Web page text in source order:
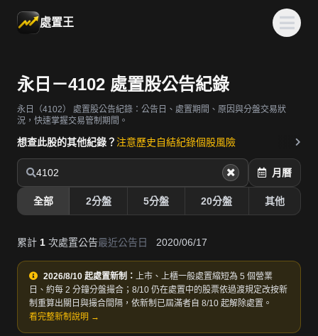
處置王
永日－4102 處置股公告紀錄
永日（4102）
處置股公告紀錄：公告日、處置期間、原因與分盤交易狀
況，快速掌握交易管制期間。
想查此股的其他紀錄？ 注意歷史自結紀錄個股風險
4102 月曆
全部 2分盤 5分盤 20分盤 其他
累計 1 次處置公告最近公告日 2020/06/17
2026/8/10 起處置新制： 上市、上櫃一般處置縮短為 5 個營業
日、約每 2 分鐘分盤撮合；8/10 仍在處置中的股票依過渡規定改按新
制重算出關日與撮合間隔，依新制已屆滿者自 8/10 起解除處置。
看完整新制說明 →